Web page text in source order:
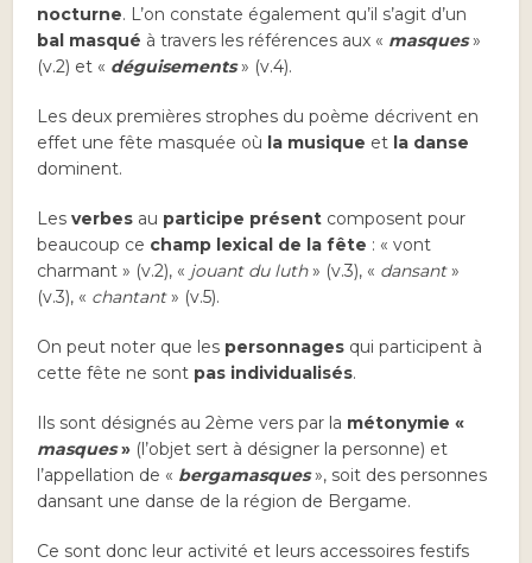
nocturne. L’on constate également qu’il s’agit d’un
bal masqué à travers les références aux « masques »
(v.2) et « déguisements» (v.4).
Les deux premières strophes du poème décrivent en
effet une fête masquée où la musique et la danse
dominent.
Lesverbes au participe présent composent pour
beaucoup ce champ lexical de la fête : « vont
charmant » (v.2), « jouant du luth» (v.3), « dansant»
(v.3), « chantant» (v.5).
On peut noter que les personnages qui participent à
cette fête ne sont pas individualisés.
Ils sont désignés au 2ème vers par la métonymie «
masques» (l’objet sert à désigner la personne) et
l’appellation de « bergamasques», soit des personnes
dansant une danse de la région de Bergame.
Ce sont donc leur activité et leurs accessoires festifs